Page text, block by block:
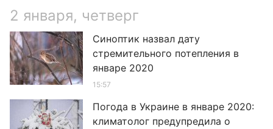
2 января, четверг
Синоптик назвал дату
стремительного потепления в
январе 2020
15:57
Погода в Украине в январе 2020:
климатолог предупредила о